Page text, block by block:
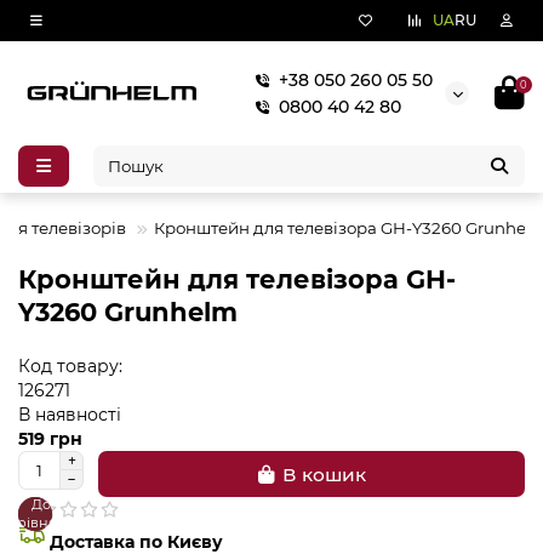
UARU
+38 050 260 05 50
0800 40 42 80
0
телевізорів Кронштейн для телевізора GH-Y3260
Кронштейн для телевізора GH-
Y3260 Grunhelm
Код товару:
126271
В наявності
519 грн
В кошик
В
закладки
До
Доставка по Києву